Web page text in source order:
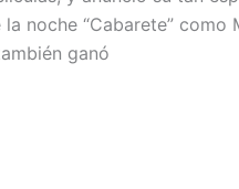
noche “Cabarete”
ganó